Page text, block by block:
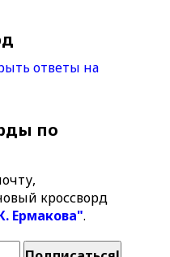
ответы на
по
кроссворд
Ермакова".